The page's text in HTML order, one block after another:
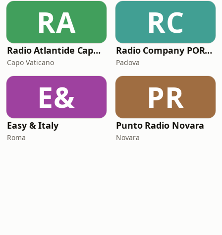
RA
Radio Atlantide Capo Vaticano
Capo Vaticano
RC
Radio Company PORTOFINO BAY
Padova
E&
Easy & Italy
Roma
PR
Punto Radio Novara
Novara